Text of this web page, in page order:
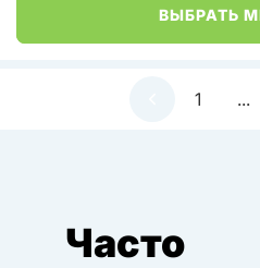
ВЫБРАТЬ
1 ...
Часто